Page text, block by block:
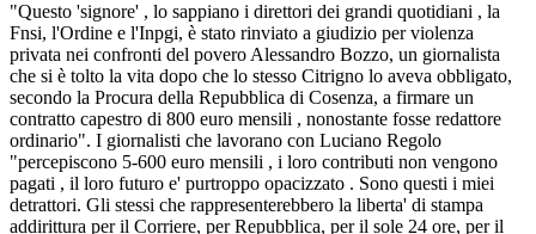
"Questo 'signore' , lo sappiano i direttori dei grandi quotidiani , la
Fnsi, l'Ordine e l'Inpgi, è stato rinviato a giudizio per violenza
privata nei confronti del povero Alessandro Bozzo, un giornalista
che si è tolto la vita dopo che lo stesso Citrigno lo aveva obbligato,
secondo la Procura della Repubblica di Cosenza, a firmare un
contratto capestro di 800 euro mensili , nonostante fosse redattore
ordinario". I giornalisti che lavorano con Luciano Regolo
"percepiscono 5-600 euro mensili , i loro contributi non vengono
pagati , il loro futuro e' purtroppo opacizzato . Sono questi i miei
detrattori. Gli stessi che rappresenterebbero la liberta' di stampa
addirittura per il Corriere, per Repubblica, per il sole 24 ore, per il